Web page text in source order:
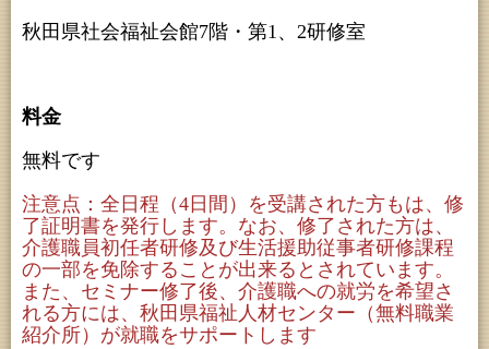
秋田県社会福祉会館7階・第1、2研修室
料金
無料です
注意点：全日程（4日間）を受講された方もは、修
了証明書を発行します。なお、修了された方は、
介護職員初任者研修及び生活援助従事者研修課程
の一部を免除することが出来るとされています。
また、セミナー修了後、介護職への就労を希望さ
れる方には、秋田県福祉人材センター（無料職業
紹介所）が就職をサポートします